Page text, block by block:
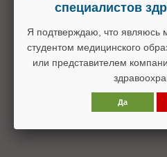
специалистов
Я подтверждаю, что являюсь
студентом медицинского
или представителем
Да